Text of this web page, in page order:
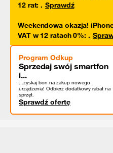
12 rat: . Sprawdź
Weekendowa okazja!
VAT w 12 ratach 0%: .
Program Odkup
Sprzedaj swój smartfon
i...
...zyskaj bon na zakup nowego
urządzenia! Odbierz dodatkowy rabat na
sprzęt.
Sprawdź ofertę